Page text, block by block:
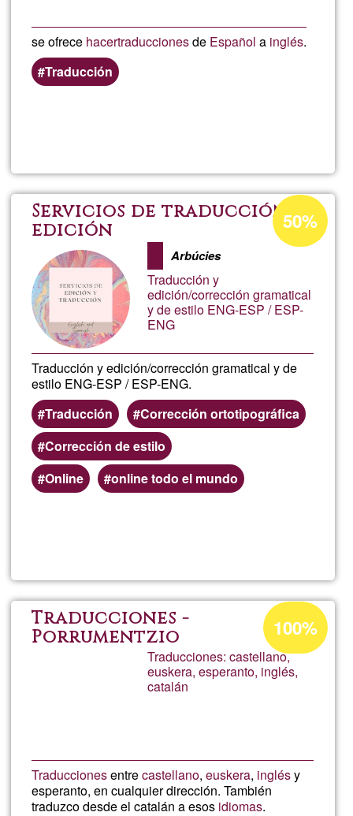
se ofrece hacertraduccionesde Español a inglés.
Traducción
Servicios de traducción y
edición
Arbúcies
Traducción y
edición/corrección gramatical
y de estilo ENG-ESP / ESP-
ENG
Traducción y edición/corrección gramatical y de
estilo ENG-ESP / ESP-ENG.
Traducción
Corrección ortotipográfica
Corrección de estilo
Online
online todo el mundo
Porcentaje
de
aceptación
G1
50%
de
Traducciones -
Porrumentzio
Traducciones: castellano,
euskera, esperanto, inglés,
catalán
Traduccionesentrecastellano,euskera, inglésy
esperanto, en cualquier dirección. También
traduzco desde el catalán a esos idiomas.
Porcentaje
de
aceptación
de
100%